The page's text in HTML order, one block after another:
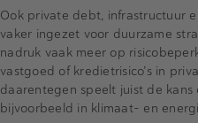
Ook private debt, infrastructuur
vaker ingezet voor duurzame
nadruk vaak meer op
vastgoed of kredietrisico’s in
daarentegen speelt juist de
bijvoorbeeld in klimaat- en